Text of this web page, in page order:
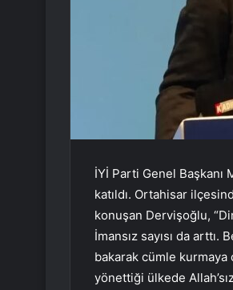
İYİ Parti Genel Başkanı
katıldı. Ortahisar
konuşan Dervişoğlu,
İmansız sayısı da
bakarak cümle kurmaya
yönettiği ülkede